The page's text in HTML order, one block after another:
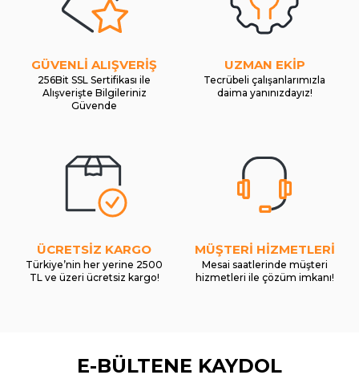
GÜVENLİ ALIŞVERİŞ
256Bit SSL Sertifikası ile
Alışverişte Bilgileriniz
Güvende
UZMAN EKİP
Tecrübeli çalışanlarımızla
daima yanınızdayız!
ÜCRETSİZ KARGO
Türkiye’nin her yerine 2500
TL ve üzeri ücretsiz kargo!
MÜŞTERİ HİZMETLERİ
Mesai saatlerinde müşteri
hizmetleri ile çözüm imkanı!
E-BÜLTENE KAYDOL